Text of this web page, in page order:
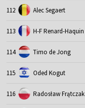
112 Alec Segaert
113 H-F Renard-Haquin
114 Timo de Jong
115 Oded Kogut
116 Radosław Frątczak